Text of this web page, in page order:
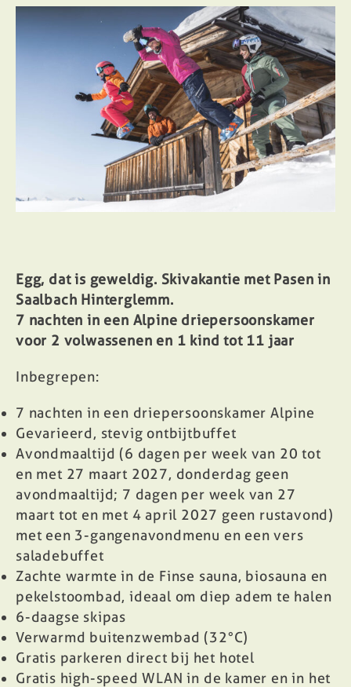
Egg, dat is geweldig. Skivakantie met Pasen in
Saalbach Hinterglemm.
7 nachten in een Alpine driepersoonskamer
voor 2 volwassenen en 1 kind tot 11 jaar
Inbegrepen:
7 nachten in een driepersoonskamer Alpine
Gevarieerd, stevig ontbijtbuffet
Avondmaaltijd (6 dagen per week van 20 tot
en met 27 maart 2027, donderdag geen
avondmaaltijd; 7 dagen per week van 27
maart tot en met 4 april 2027 geen rustavond)
met een 3-gangenavondmenu en een vers
saladebuffet
Zachte warmte in de Finse sauna, biosauna en
pekelstoombad, ideaal om diep adem te halen
6-daagse skipas
Verwarmd buitenzwembad (32°C)
Gratis parkeren direct bij het hotel
Gratis high-speed WLAN in de kamer en in het